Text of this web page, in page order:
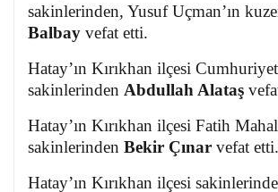
sakinlerinden, Yusuf Uçman’ın
Balbay vefat etti.
Hatay’ın Kırıkhan ilçesi
sakinlerinden Abdullah Alataş
Hatay’ın Kırıkhan ilçesi Fatih
sakinlerinden Bekir Çınar vefat etti.
Hatay’ın Kırıkhan ilçesi